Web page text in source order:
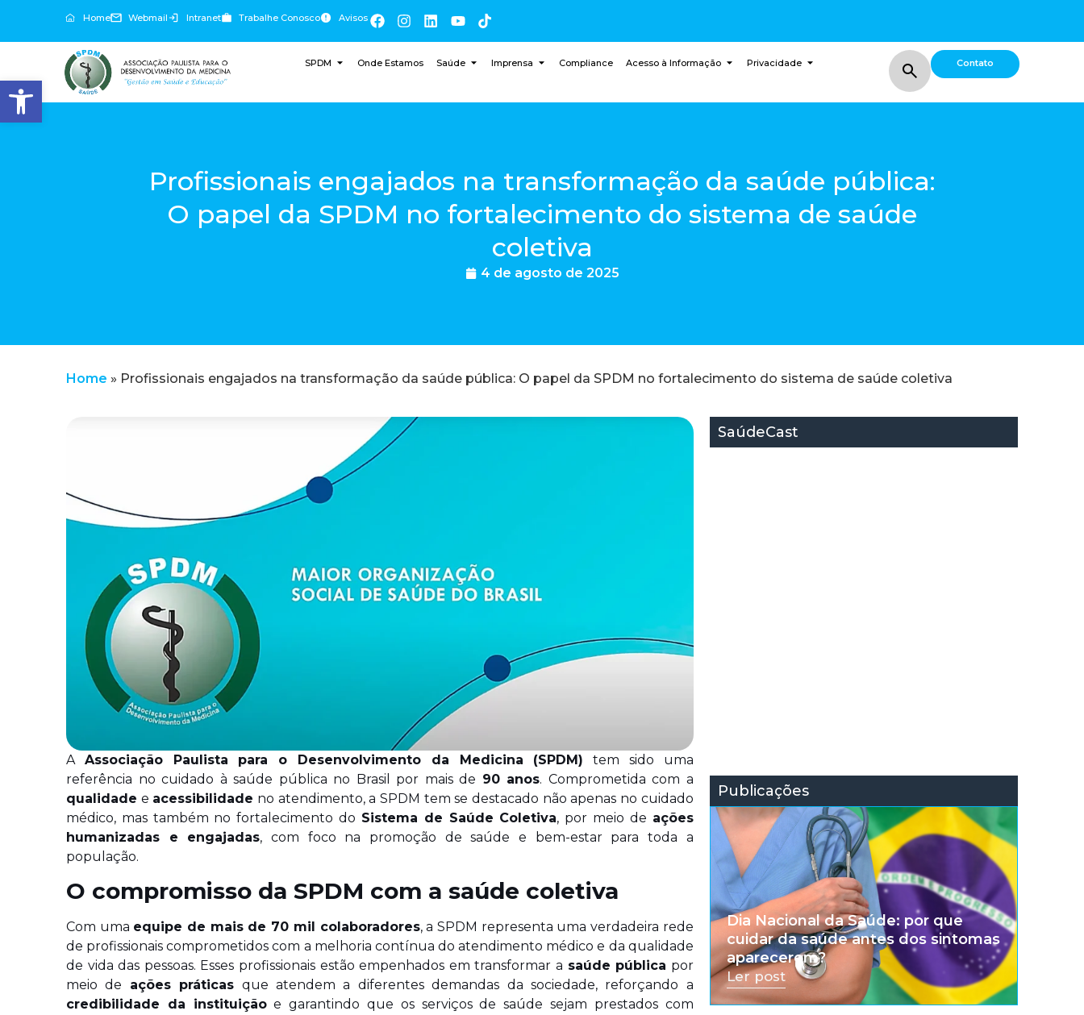
Abrir a barra de ferramentas
Home Webmail Intranet Trabalhe Conosco Avisos
SPDM Onde Estamos Saúde Imprensa Compliance Acesso à Informação Privacidade Contato
Profissionais engajados na transformação da saúde pública:
O papel da SPDM no fortalecimento do sistema de saúde
coletiva
4 de agosto de 2025
Home » Profissionais engajados na transformação da saúde pública: O papel da SPDM no fortalecimento do sistema de saúde coletiva
A Associação Paulista para o Desenvolvimento da Medicina (SPDM) tem sido uma
referência no cuidado à saúde pública no Brasil por mais de 90 anos. Comprometida com a
qualidade e acessibilidade no atendimento, a SPDM tem se destacado não apenas no cuidado
médico, mas também no fortalecimento do Sistema de Saúde Coletiva, por meio de ações
humanizadas e engajadas, com foco na promoção de saúde e bem-estar para toda a
população.
O compromisso da SPDM com a saúde coletiva
Com uma equipe de mais de 70 mil colaboradores, a SPDM representa uma verdadeira rede
de profissionais comprometidos com a melhoria contínua do atendimento médico e da qualidade
de vida das pessoas. Esses profissionais estão empenhados em transformar a saúde pública por
meio de ações práticas que atendem a diferentes demandas da sociedade, reforçando a
credibilidade da instituiçãoe garantindo que os serviços de saúde sejam prestados com
SaúdeCast
Publicações
Dia Nacional da Saúde: por que
cuidar da saúde antes dos sintomas
aparecerem?
Ler post